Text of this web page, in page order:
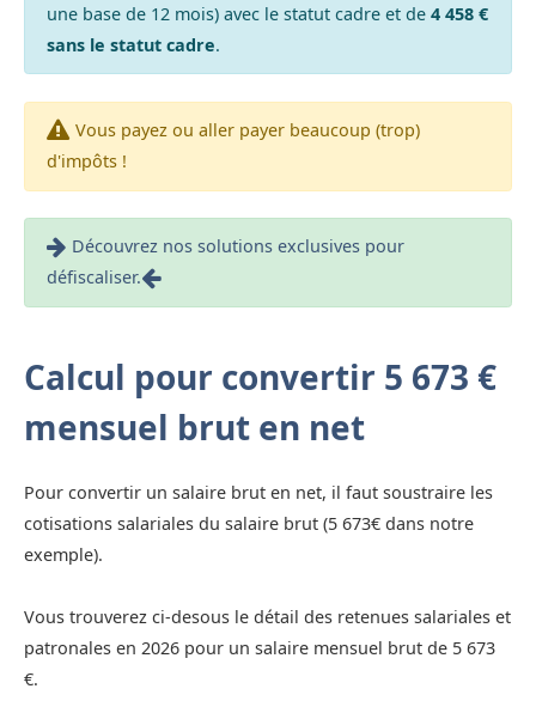
une base de 12 mois) avec le statut cadre et de 4 458 €
sans le statut cadre.
Vous payez ou aller payer beaucoup (trop)
d'impôts !
Découvrez nos solutions exclusives pour
défiscaliser.
Calcul pour convertir 5 673 €
mensuel brut en net
Pour convertir un salaire brut en net, il faut soustraire les
cotisations salariales du salaire brut (5 673€ dans notre
exemple).
Vous trouverez ci-desous le détail des retenues salariales et
patronales en 2026 pour un salaire mensuel brut de 5 673
€.